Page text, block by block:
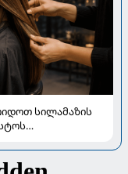
სილამაზის